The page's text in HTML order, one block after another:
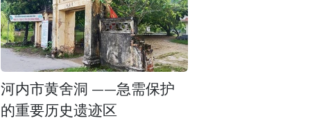
河内市黄舍洞 ——急需保护
的重要历史遗迹区